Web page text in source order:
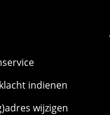
indienen
wijzigen